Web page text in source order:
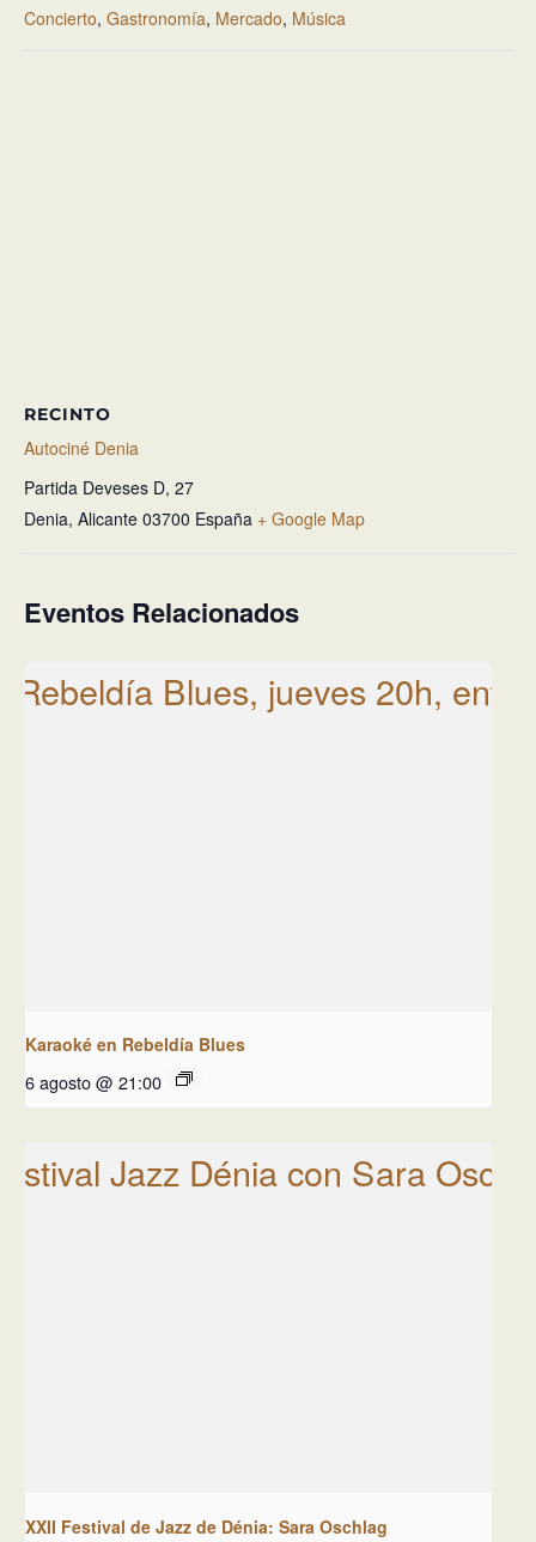
Concierto, Gastronomía, Mercado, Música
RECINTO
Autociné Denia
Partida Deveses D, 27
Denia, Alicante 03700 España + Google Map
Eventos Relacionados
Karaoké en Rebeldía Blues
6 agosto @ 21:00
XXII Festival de Jazz de Dénia: Sara Oschlag